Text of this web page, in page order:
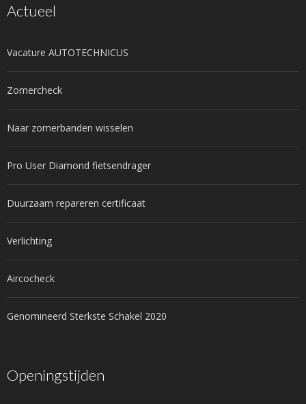
Actueel
Vacature AUTOTECHNICUS
Zomercheck
Naar zomerbanden wisselen
Pro User Diamond fietsendrager
Duurzaam repareren certificaat
Verlichting
Aircocheck
Genomineerd Sterkste Schakel 2020
Openingstijden